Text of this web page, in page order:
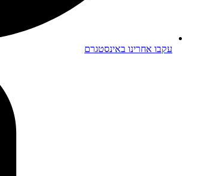
עקבו אחרינו באינסטגרם